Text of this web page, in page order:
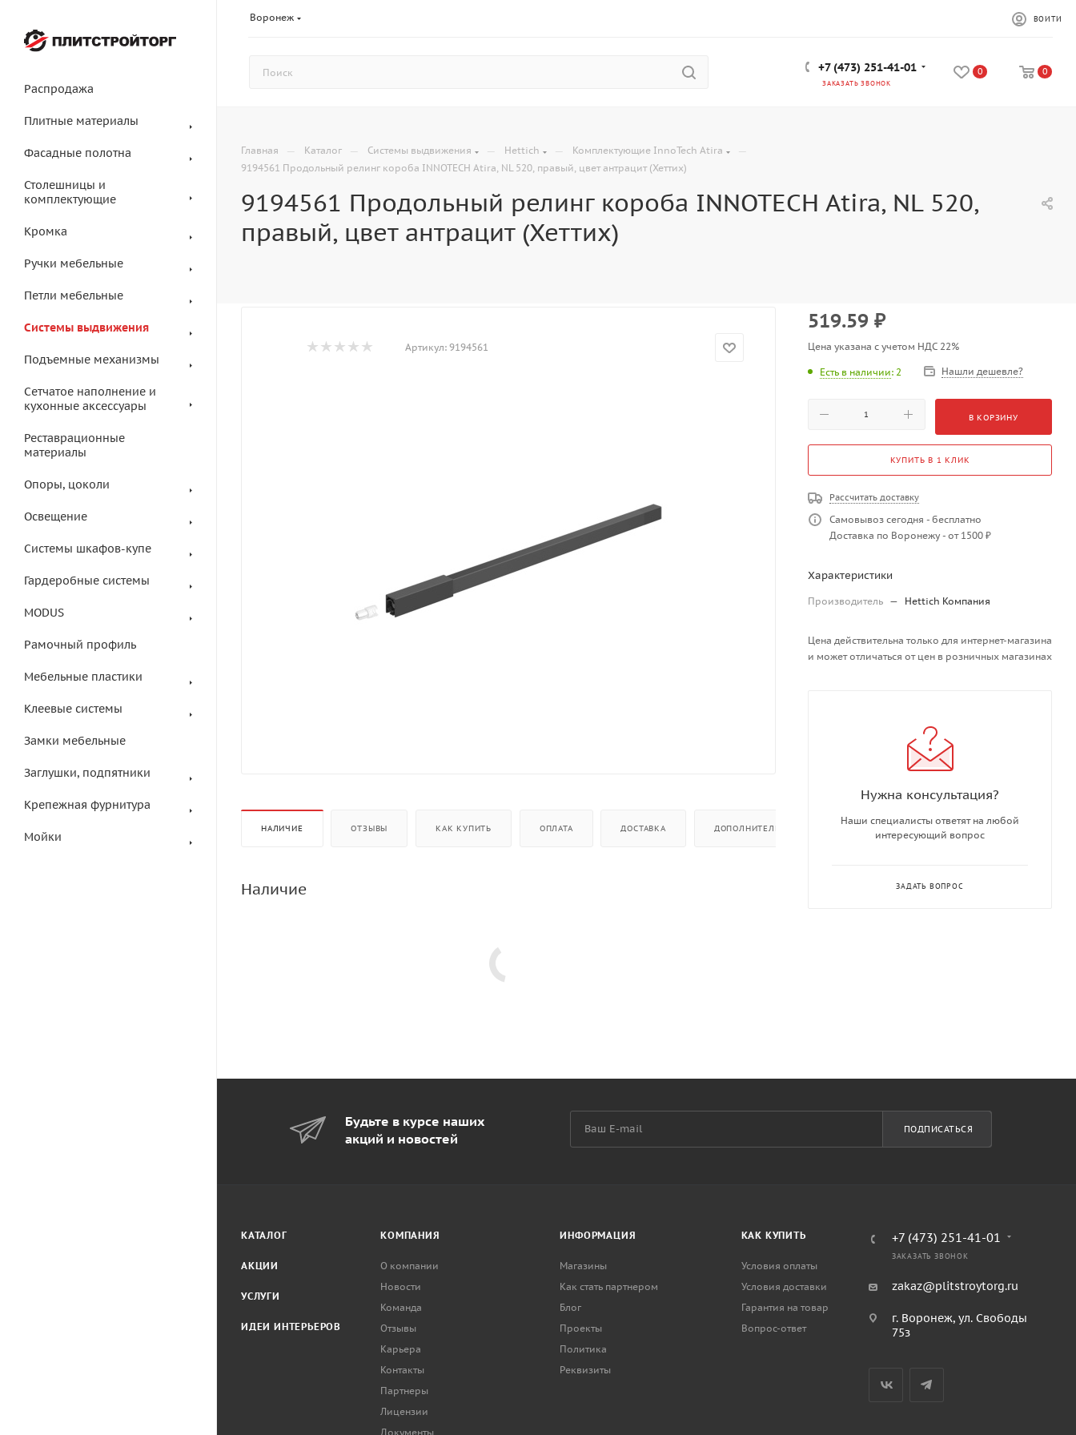
Воронеж ВОЙТИ
+7 (473) 251-41-01
ЗАКАЗАТЬ ЗВОНОК
0 0
Распродажа
Плитные материалы
Фасадные полотна
Столешницы и
комплектующие
Кромка
Ручки мебельные
Петли мебельные
Системы выдвижения
Подъемные механизмы
Сетчатое наполнение и
кухонные аксессуары
Реставрационные
материалы
Опоры, цоколи
Освещение
Системы шкафов-купе
Гардеробные системы
MODUS
Рамочный профиль
Мебельные пластики
Клеевые системы
Замки мебельные
Заглушки, подпятники
Крепежная фурнитура
Мойки
Главная — Каталог — Системы выдвижения — Hettich — Комплектующие InnoTech Atira —
9194561 Продольный релинг короба INNOTECH Atira, NL 520, правый, цвет антрацит (Хеттих)
9194561 Продольный релинг короба INNOTECH Atira, NL 520,
правый, цвет антрацит (Хеттих)
Артикул: 9194561
НАЛИЧИЕ ОТЗЫВЫ КАК КУПИТЬ ОПЛАТА ДОСТАВКА ДОПОЛНИТЕЛЬНО
Наличие
519.59 ₽
Цена указана с учетом НДС 22%
Есть в наличии: 2 Нашли дешевле?
В КОРЗИНУ
КУПИТЬ В 1 КЛИК
Рассчитать доставку
Самовывоз сегодня - бесплатно
Доставка по Воронежу - от 1500 ₽
Характеристики
Производитель — Hettich Компания
Цена действительна только для интернет-магазина
и может отличаться от цен в розничных магазинах
Нужна консультация?
Наши специалисты ответят на любой
интересующий вопрос
ЗАДАТЬ ВОПРОС
Будьте в курсе наших
акций и новостей
ПОДПИСАТЬСЯ
КАТАЛОГ
АКЦИИ
УСЛУГИ
ИДЕИ ИНТЕРЬЕРОВ
КОМПАНИЯ
О компании
Новости
Команда
Отзывы
Карьера
Контакты
Партнеры
Лицензии
Документы
ИНФОРМАЦИЯ
Магазины
Как стать партнером
Блог
Проекты
Политика
Реквизиты
КАК КУПИТЬ
Условия оплаты
Условия доставки
Гарантия на товар
Вопрос-ответ
+7 (473) 251-41-01
ЗАКАЗАТЬ ЗВОНОК
zakaz@plitstroytorg.ru
г. Воронеж, ул. Свободы
75з